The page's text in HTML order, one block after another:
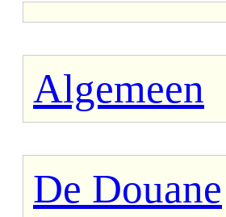
Algemeen
De Douane